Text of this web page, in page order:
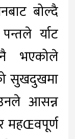
बोल्दै
र्याट
नै भएकोले
सुखदुखमा
आसन्न
महŒवपूर्ण